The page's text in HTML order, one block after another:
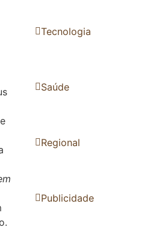
Tecnologia
Saúde
Regional
Publicidade